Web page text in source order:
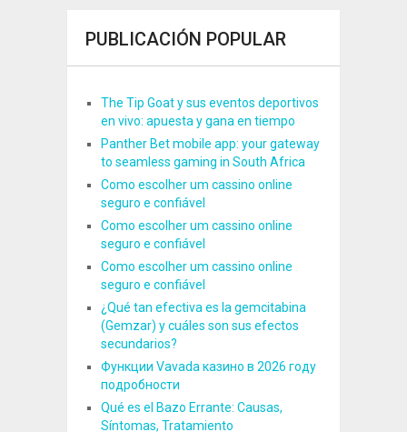
PUBLICACIÓN POPULAR
The Tip Goat y sus eventos deportivos
en vivo: apuesta y gana en tiempo
Panther Bet mobile app: your gateway
to seamless gaming in South Africa
Como escolher um cassino online
seguro e confiável
Como escolher um cassino online
seguro e confiável
Como escolher um cassino online
seguro e confiável
¿Qué tan efectiva es la gemcitabina
(Gemzar) y cuáles son sus efectos
secundarios?
Функции Vavada казино в 2026 году
подробности
Qué es el Bazo Errante: Causas,
Síntomas, Tratamiento